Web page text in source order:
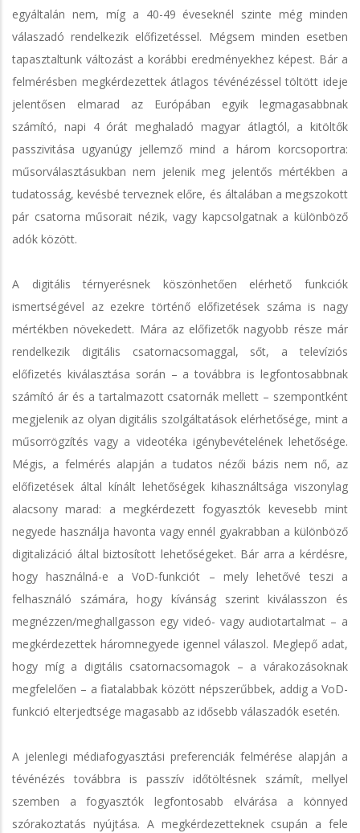
egyáltalán nem, míg a 40-49 éveseknél szinte még minden
válaszadó rendelkezik előfizetéssel. Mégsem minden esetben
tapasztaltunk változást a korábbi eredményekhez képest. Bár a
felmérésben megkérdezettek átlagos tévénézéssel töltött ideje
jelentősen elmarad az Európában egyik legmagasabbnak
számító, napi 4 órát meghaladó magyar átlagtól, a kitöltők
passzivitása ugyanúgy jellemző mind a három korcsoportra:
műsorválasztásukban nem jelenik meg jelentős mértékben a
tudatosság, kevésbé terveznek előre, és általában a megszokott
pár csatorna műsorait nézik, vagy kapcsolgatnak a különböző
adók között.
A digitális térnyerésnek köszönhetően elérhető funkciók
ismertségével az ezekre történő előfizetések száma is nagy
mértékben növekedett. Mára az előfizetők nagyobb része már
rendelkezik digitális csatornacsomaggal, sőt, a televíziós
előfizetés kiválasztása során – a továbbra is legfontosabbnak
számító ár és a tartalmazott csatornák mellett – szempontként
megjelenik az olyan digitális szolgáltatások elérhetősége, mint a
műsorrögzítés vagy a videotéka igénybevételének lehetősége.
Mégis, a felmérés alapján a tudatos nézői bázis nem nő, az
előfizetések által kínált lehetőségek kihasználtsága viszonylag
alacsony marad: a megkérdezett fogyasztók kevesebb mint
negyede használja havonta vagy ennél gyakrabban a különböző
digitalizáció által biztosított lehetőségeket. Bár arra a kérdésre,
hogy használná-e a VoD-funkciót – mely lehetővé teszi a
felhasználó számára, hogy kívánság szerint kiválasszon és
megnézzen/meghallgasson egy videó- vagy audiotartalmat – a
megkérdezettek háromnegyede igennel válaszol. Meglepő adat,
hogy míg a digitális csatornacsomagok – a várakozásoknak
megfelelően – a fiatalabbak között népszerűbbek, addig a VoD-
funkció elterjedtsége magasabb az idősebb válaszadók esetén.
A jelenlegi médiafogyasztási preferenciák felmérése alapján a
tévénézés továbbra is passzív időtöltésnek számít, mellyel
szemben a fogyasztók legfontosabb elvárása a könnyed
szórakoztatás nyújtása. A megkérdezetteknek csupán a fele